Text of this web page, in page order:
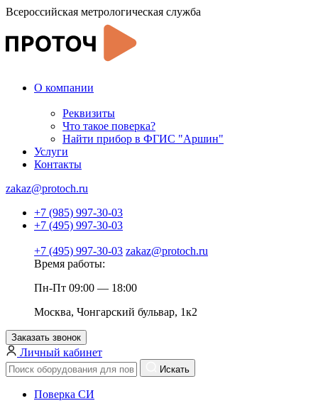
Всероссийская метрологическая служба
О компании
Реквизиты
Что такое поверка?
Найти прибор в ФГИС "Аршин"
Услуги
Контакты
zakaz@protoch.ru
+7 (985) 997-30-03
+7 (495) 997-30-03
+7 (495) 997-30-03 zakaz@protoch.ru
Время работы:
Пн-Пт 09:00 — 18:00
Москва, Чонгарский бульвар, 1к2
Заказать звонок
Личный кабинет
Искать
Поверка СИ